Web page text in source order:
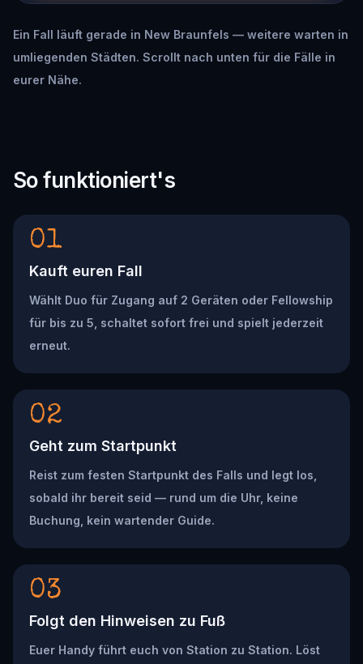
Ein Fall läuft gerade in New Braunfels — weitere warten in
umliegenden Städten. Scrollt nach unten für die Fälle in
eurer Nähe.
So funktioniert's
01
Kauft euren Fall
Wählt Duo für Zugang auf 2 Geräten oder Fellowship
für bis zu 5, schaltet sofort frei und spielt jederzeit
erneut.
02
Geht zum Startpunkt
Reist zum festen Startpunkt des Falls und legt los,
sobald ihr bereit seid — rund um die Uhr, keine
Buchung, kein wartender Guide.
03
Folgt den Hinweisen zu Fuß
Euer Handy führt euch von Station zu Station. Löst